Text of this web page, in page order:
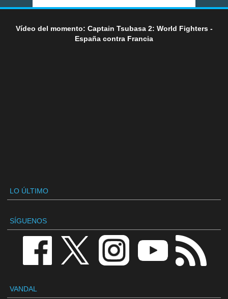
Vídeo del momento: Captain Tsubasa 2: World Fighters -
España contra Francia
LO ÚLTIMO
SÍGUENOS
VANDAL